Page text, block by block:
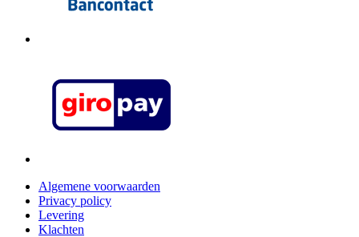
Algemene voorwaarden
Privacy policy
Levering
Klachten